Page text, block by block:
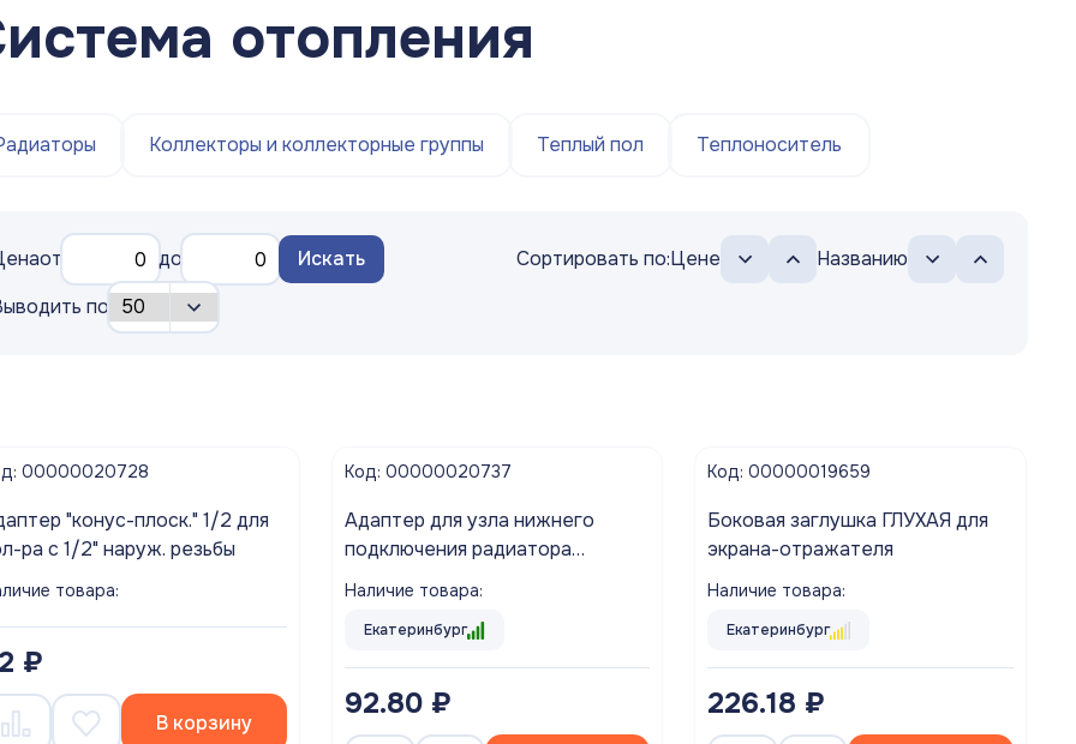
отопления
Коллекторы и коллекторные группы Теплый пол Теплоноситель
от до Искать Сортировать по:Цене
Названию
по
00000020728
"конус-плоск." 1/2 для
ра с 1/2" наруж. резьбы
товара:
₽
В корзину
Код: 00000020737
Адаптер для узла нижнего
подключения радиатора
1/2"*3/4" TIM
Наличие товара:
Екатеринбург
92.80 ₽
Код: 00000019659
Боковая заглушка ГЛУХАЯ для
экрана-отражателя
Наличие товара:
Екатеринбург
226.18 ₽